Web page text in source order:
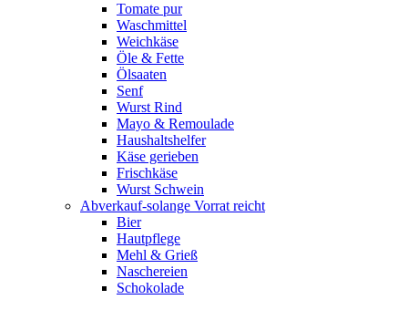
Tomate pur
Waschmittel
Weichkäse
Öle & Fette
Ölsaaten
Senf
Wurst Rind
Mayo & Remoulade
Haushaltshelfer
Käse gerieben
Frischkäse
Wurst Schwein
Abverkauf-solange Vorrat reicht
Bier
Hautpflege
Mehl & Grieß
Naschereien
Schokolade